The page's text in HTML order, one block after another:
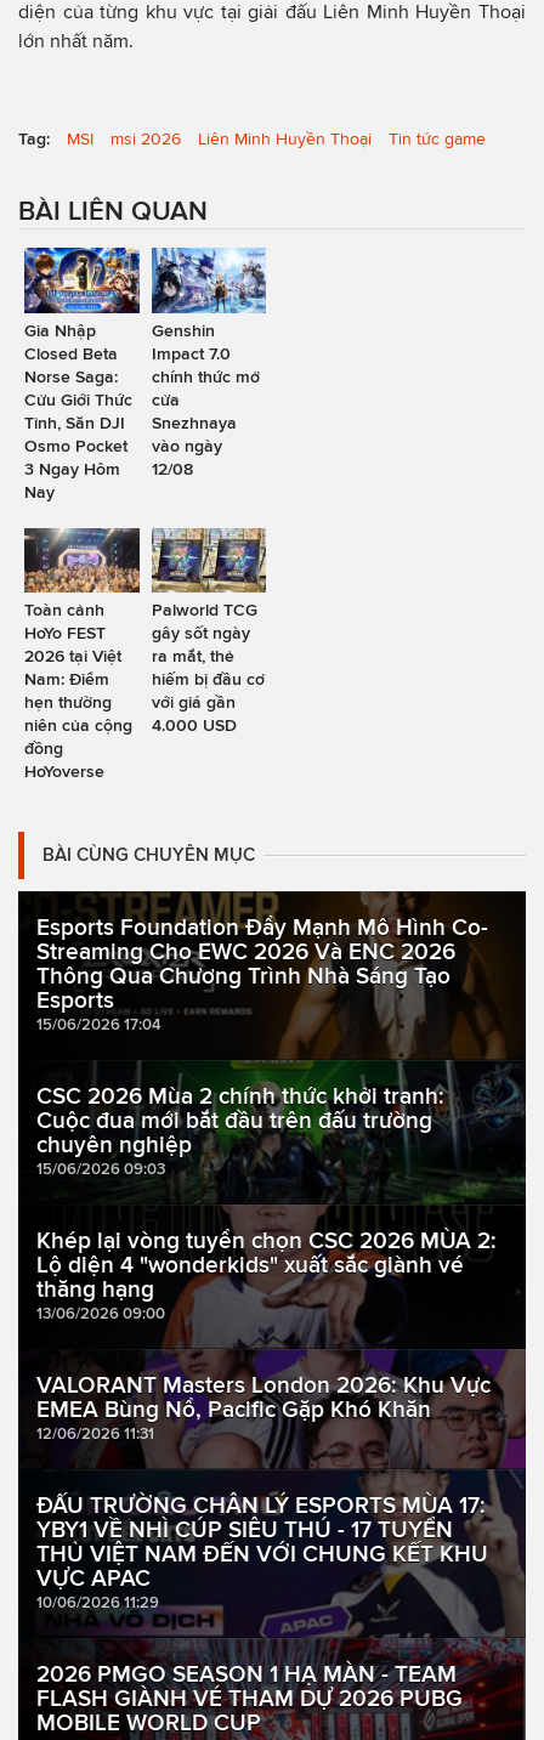
diện của từng khu vực tại giải đấu Liên Minh Huyền Thoại
lớn nhất năm.
Tag: MSI msi 2026 Liên Minh Huyền Thoại Tin tức game
BÀI LIÊN QUAN
Gia Nhập
Closed Beta
Norse Saga:
Cửu Giới Thức
Tỉnh, Săn DJI
Osmo Pocket
3 Ngay Hôm
Nay
Genshin
Impact 7.0
chính thức mở
cửa
Snezhnaya
vào ngày
12/08
Toàn cảnh
HoYo FEST
2026 tại Việt
Nam: Điểm
hẹn thường
niên của cộng
đồng
HoYoverse
Palworld TCG
gây sốt ngày
ra mắt, thẻ
hiếm bị đầu cơ
với giá gần
4.000 USD
BÀI CÙNG CHUYÊN MỤC
Esports Foundation Đẩy Mạnh Mô Hình Co-
Streaming Cho EWC 2026 Và ENC 2026
Thông Qua Chương Trình Nhà Sáng Tạo
Esports
15/06/2026 17:04
CSC 2026 Mùa 2 chính thức khởi tranh:
Cuộc đua mới bắt đầu trên đấu trường
chuyên nghiệp
15/06/2026 09:03
Khép lại vòng tuyển chọn CSC 2026 MÙA 2:
Lộ diện 4 "wonderkids" xuất sắc giành vé
thăng hạng
13/06/2026 09:00
VALORANT Masters London 2026: Khu Vực
EMEA Bùng Nổ, Pacific Gặp Khó Khăn
12/06/2026 11:31
ĐẤU TRƯỜNG CHÂN LÝ ESPORTS MÙA 17:
YBY1 VỀ NHÌ CÚP SIÊU THÚ - 17 TUYỂN
THỦ VIỆT NAM ĐẾN VỚI CHUNG KẾT KHU
VỰC APAC
10/06/2026 11:29
2026 PMGO SEASON 1 HẠ MÀN - TEAM
FLASH GIÀNH VÉ THAM DỰ 2026 PUBG
MOBILE WORLD CUP